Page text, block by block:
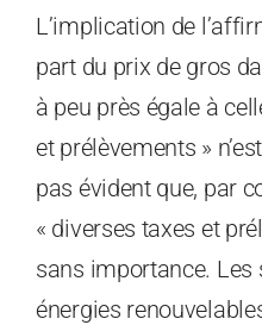
L’implication de
part du prix de gros
à peu près égale à
et prélèvements »
pas évident que, par
« diverses taxes et
sans importance. Les
énergies